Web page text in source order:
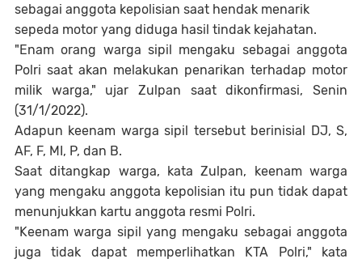
sebagai anggota kepolisian saat hendak menarik
sepeda motor yang diduga hasil tindak kejahatan.
"Enam orang warga sipil mengaku sebagai anggota
Polri saat akan melakukan penarikan terhadap motor
milik warga," ujar Zulpan saat dikonfirmasi, Senin
(31/1/2022).
Adapun keenam warga sipil tersebut berinisial DJ, S,
AF, F, MI, P, dan B.
Saat ditangkap warga, kata Zulpan, keenam warga
yang mengaku anggota kepolisian itu pun tidak dapat
menunjukkan kartu anggota resmi Polri.
"Keenam warga sipil yang mengaku sebagai anggota
juga tidak dapat memperlihatkan KTA Polri," kata